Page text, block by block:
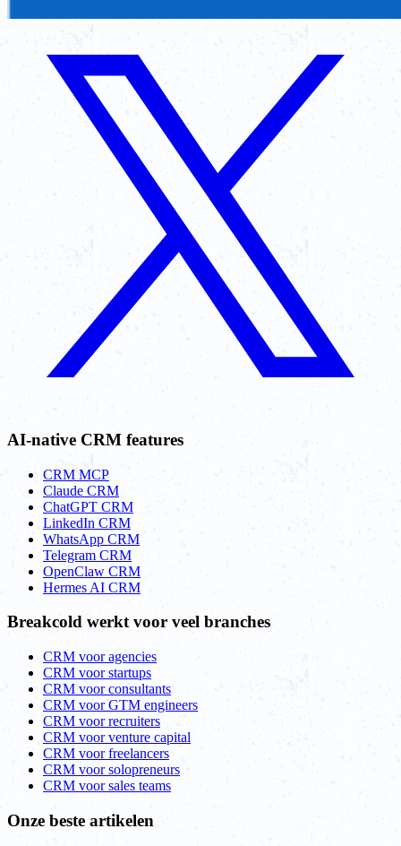
AI-native CRM features
CRM MCP
Claude CRM
ChatGPT CRM
LinkedIn CRM
WhatsApp CRM
Telegram CRM
OpenClaw CRM
Hermes AI CRM
Breakcold werkt voor veel branches
CRM voor agencies
CRM voor startups
CRM voor consultants
CRM voor GTM engineers
CRM voor recruiters
CRM voor venture capital
CRM voor freelancers
CRM voor solopreneurs
CRM voor sales teams
Onze beste artikelen